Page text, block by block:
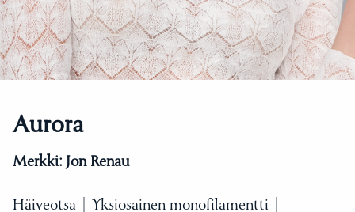
Aurora
Merkki: Jon Renau
Häiveotsa | Yksiosainen monofilamentti |